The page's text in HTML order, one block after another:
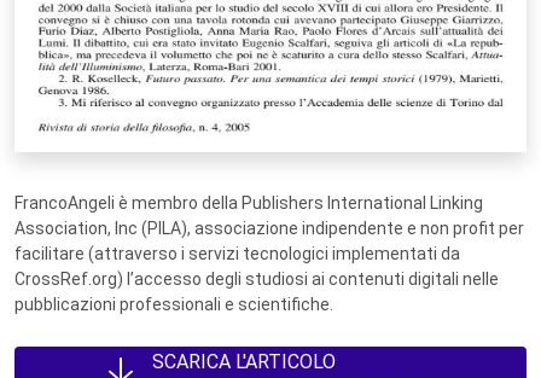
FrancoAngeli è membro della Publishers International Linking
Association, Inc (PILA), associazione indipendente e non profit per
facilitare (attraverso i servizi tecnologici implementati da
CrossRef.org) l’accesso degli studiosi ai contenuti digitali nelle
pubblicazioni professionali e scientifiche.
SCARICA L'ARTICOLO